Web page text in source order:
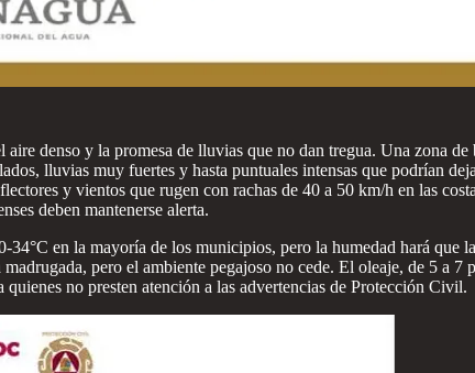
denso y la promesa de lluvias que no dan tregua. Una zona de
lluvias muy fuertes y hasta puntuales intensas que podrían
y vientos que rugen con rachas de 40 a 50 km/h en las
deben mantenerse alerta.
en la mayoría de los municipios, pero la humedad hará que
pero el ambiente pegajoso no cede. El oleaje, de 5 a 7
no presten atención a las advertencias de Protección Civil.